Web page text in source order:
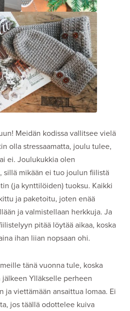
Meidän kodissa vallitsee vielä
olla stressaamatta, joulu tulee,
ei. Joulukukkia olen
sillä mikään ei tuo joulun fiilistä
(ja kynttilöiden) tuoksu. Kaikki
ja paketoitu, joten enää
ja valmistellaan herkkuja. Ja
pitää löytää aikaa, koska
ihan liian nopsaan ohi.
tänä vuonna tule, koska
Ylläkselle perheen
ja viettämään ansaittua lomaa. Ei
jos täällä odottelee kuiva